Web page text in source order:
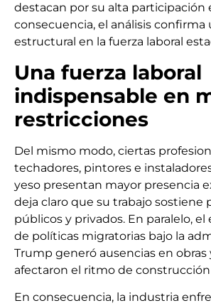
destacan por su alta participación
consecuencia, el análisis
estructural en la fuerza laboral
Una fuerza laboral
indispensable en
restricciones
Del mismo modo, ciertas
techadores, pintores e
yeso presentan mayor presencia
deja claro que su trabajo sostiene
públicos y privados. En paralelo,
de políticas migratorias bajo la
Trump generó ausencias en obras
afectaron el ritmo de construcción
En consecuencia, la industria